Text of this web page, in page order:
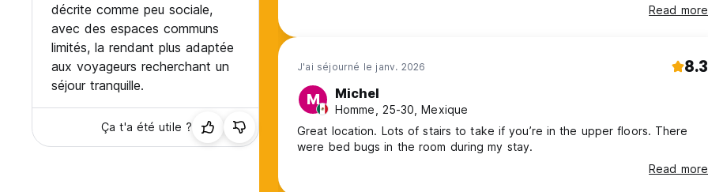
décrite comme peu sociale,
avec des espaces communs
limités, la rendant plus adaptée
aux voyageurs recherchant un
séjour tranquille.
Ça t'a été utile ?
Read more
J'ai séjourné le janv. 2026 8.3
M Michel
Homme, 25-30, Mexique
Great location. Lots of stairs to take if you’re in the upper floors. There
were bed bugs in the room during my stay.
Read more